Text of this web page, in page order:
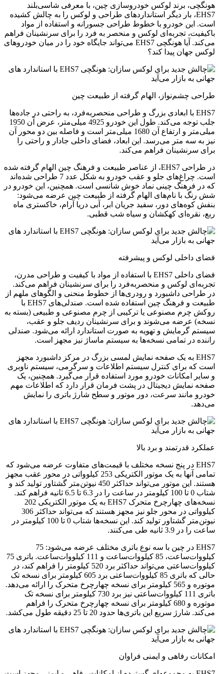
هونگچی، برند لوکس خودروسازی چین، با معرفی شاسی‌بلند
EHS7، بار دیگر استانداردهای طراحی و لوکس را به چالش کشیده
است. این خودرو با خطوط طراحی جسورانه و استفاده از مواد
باکیفیت، تجربه‌ای لوکس و منحصر به فرد را برای سرنشینان فراهم
می‌کند. آیا هونگچی EHS7 می‌تواند جایگاه خود را در میان خودروهای
لوکس جهان پیدا کند؟
طراحی چشم‌نواز، الهام گرفته از طبیعت چین
EHS7 با ابعادی بزرگ و طراحی منحصربه‌فرد، به راحتی در جاده‌ها
جلب توجه می‌کند. طول این خودرو 4925 میلی‌متر، عرض آن 1950
میلی‌متر و ارتفاع آن 1680 میلی‌متر است و فاصله بین دو محور آن
نیز به سه متر می‌رسد. این ابعاد، فضای داخلی جادار و راحتی را
برای سرنشینان فراهم می‌کند.
در طراحی EHS7، از عناصر طبیعت و فرهنگ چین الهام گرفته شده
است. چراغ‌های جلو و عقب خودرو به شکل عدد 7 طراحی شده‌اند
که در فرهنگ چینی نماد خوش شانسی است. همچنین، این خودرو در
شش رنگ با نام‌های الهام گرفته از طبیعت چین عرضه می‌شود:
بنفش کوه‌های دور، سفید جریان ابر، آبی دریا آرام، خاکستری ماه
ربع، نقره‌ای کهکشان و سیاه شب قطبی.
فضای داخلی لوکس و پیشرفته
فضای داخلی EHS7 با استفاده از مواد با کیفیت و طراحی مدرن،
تجربه‌ای لوکس و منحصربه‌فرد را برای سرنشینان فراهم می‌کند.
در طراحی داشبورد و رودری‌ها از خطوط منحنی و الگوهای ملهم از
طبیعت و فرهنگ چین استفاده شده است. صندلی‌های EHS7 با
روکش چرم مصنوعی یا ترکیبی از چرم مصنوعی و طبیعی (بسته به
نسخه) عرضه می‌شوند و برای سرنشینان ردیف جلو و عقب،
سیستم گرمایش و تهویه به صورت استاندارد ارائه می‌شود. صندلی
راننده در تمامی نسخه‌ها به سیستم ماساژ نیز مجهز است.
EHS7 به یک صفحه نمایش لمسی بزرگ در مرکز داشبورد مجهز
است که برای کنترل سیستم اطلاعات و سرگرمی، سیستم ناوبری
و سایر امکانات خودرو مورد استفاده قرار می‌گیرد. همچنین، یک
صفحه نمایش دیجیتال در پشت فرمان قرار دارد که اطلاعات مهم
خودرو مانند سرعت، دور موتور و سطح شارژ باتری را نمایش
می‌دهد.
عملکرد قدرتمند و برد بالا
EHS7 در پنج نسخه مختلف با قیمت‌های متفاوت عرضه می‌شود که
تمامی آنها به یک موتور الکتریکی 253 کیلوواتی در محور عقب مجهز
هستند. این موتور می‌تواند حداکثر 450 نیوتن‌متر گشتاور تولید کند و
شتاب 0 تا 100 کیلومتر در ساعت را در 6.3 تا 6.5 ثانیه فراهم کند.
نسخه‌های چهارچرخ متحرک EHS7 به یک موتور الکتریکی 202
کیلوواتی در محور جلو نیز مجهز هستند که می‌تواند حداکثر 306
نیوتن‌متر گشتاور تولید کند. این نسخه‌ها شتاب 0 تا 100 کیلومتر در
ساعت را در 3.9 ثانیه طی می‌کنند.
EHS7 در چین با سه نوع باتری مختلف عرضه می‌شود: 75
کیلووات‌ساعت، 85 کیلووات‌ساعت و 111 کیلووات‌ساعت. باتری 75
کیلووات‌ساعتی می‌تواند حداکثر برد 520 کیلومتر را فراهم کند، در
حالی که باتری 85 کیلووات‌ساعتی برد 605 کیلومتر برای نسخه تک
موتوره و 565 کیلومتر برای نسخه چهارچرخ متحرک را ارائه می‌دهد.
باتری 111 کیلووات‌ساعتی نیز برد 730 کیلومتر برای نسخه تک
موتوره و 680 کیلومتر برای نسخه چهارچرخ متحرک را فراهم
می‌کند. شارژ سریع این باتری‌ها حدود 20 تا 25 دقیقه طول می‌کشد.
امکانات رفاهی و ایمنی فراوان